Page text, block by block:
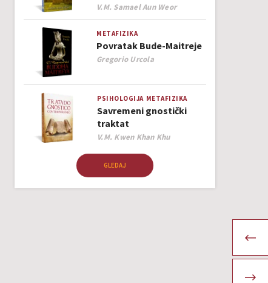
Author
V.M. Samael Aun Weor
METAFIZIKA
Povratak Bude-Maitreje
Author
Gregorio Urcola
PSIHOLOGIJA METAFIZIKA
Savremeni gnostički
traktat
Author
V.M. Kwen Khan Khu
GLEDAJ